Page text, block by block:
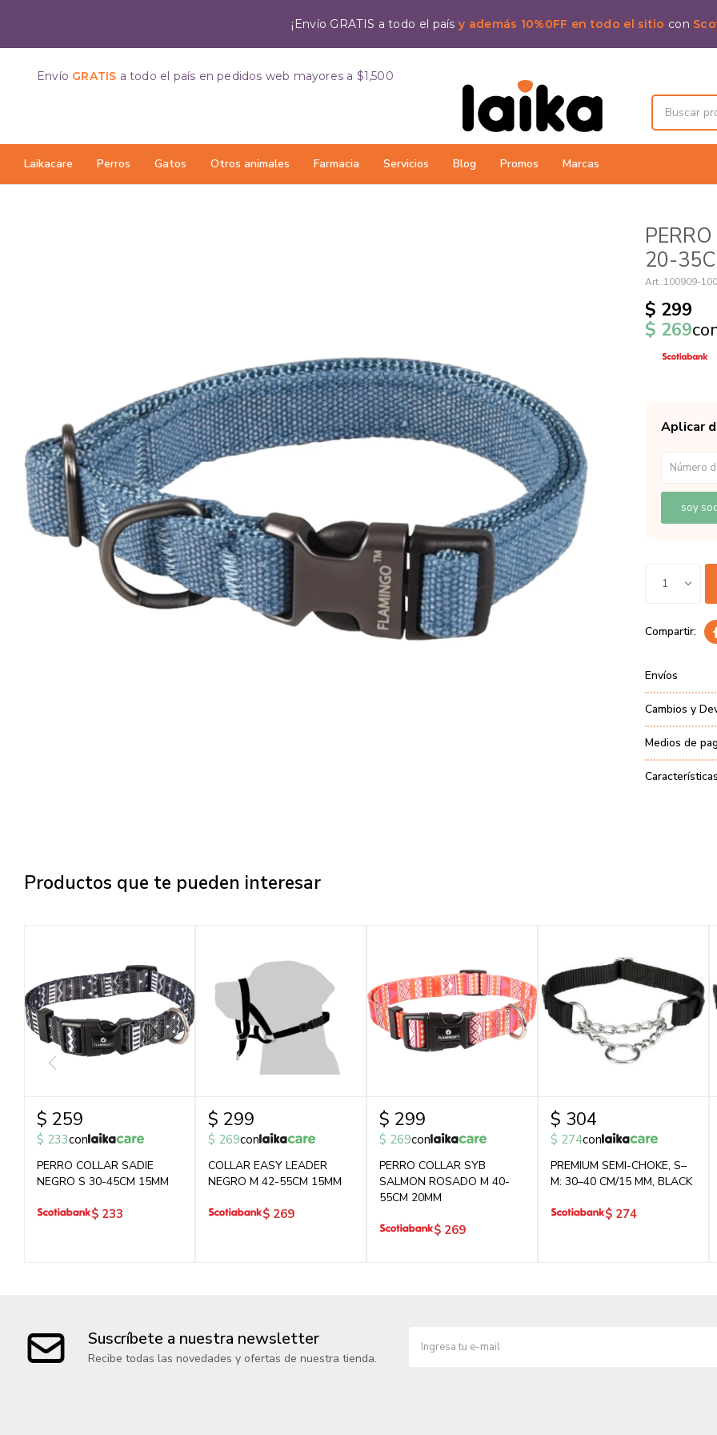
¡Envío GRATIS a todo el paísy además 10%0FF en todo el sitio con
Laikacare Perros Gatos Otros animales Farmacia Servicios Blog Promos Marcas
Envío GRATIS a todo el país en pedidos web mayores a $1,500
20-
100909-
$ 299
$ 269
Aplicar
soy
1
Envíos
Cambios y
Medios de
Productos que te pueden interesar
$ 259
$ 233con
PERRO COLLAR SADIE
NEGRO S 30-45CM 15MM
$ 233
$ 299
$ 269con
COLLAR EASY LEADER
NEGRO M 42-55CM 15MM
$ 269
$ 299
$ 269con
PERRO COLLAR SYB
SALMON ROSADO M 40-
55CM 20MM
$ 269
$ 304
$ 274con
PREMIUM SEMI-CHOKE, S–
M: 30–40 CM/15 MM, BLACK
$ 274
Suscríbete a nuestra newsletter
Recibe todas las novedades y ofertas de nuestra tienda.